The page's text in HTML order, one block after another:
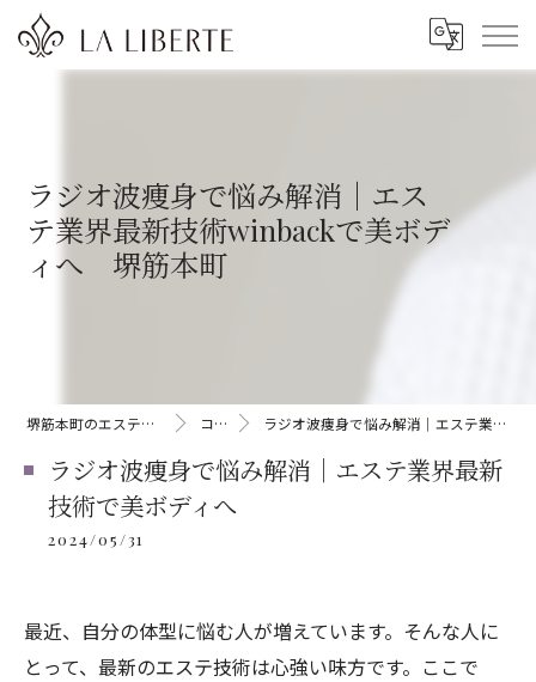
ラジオ波痩身で悩み解消｜エス
テ業界最新技術winbackで美ボデ
ィへ 堺筋本町
堺筋本町のエステならLA LIBERTE コラム ラジオ波痩身で悩み解消｜エステ業界最新技術で美ボディへ
ラジオ波痩身で悩み解消｜エステ業界最新
技術で美ボディへ
2024/05/31
最近、自分の体型に悩む人が増えています。そんな人に
とって、最新のエステ技術は心強い味方です。ここで